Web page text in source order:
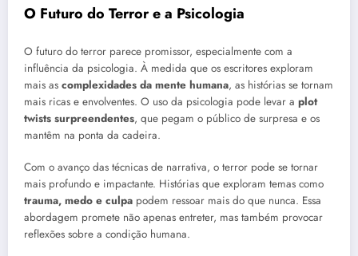
O Futuro do Terror e a Psicologia
O futuro do terror parece promissor, especialmente com a
influência da psicologia. À medida que os escritores exploram
mais as complexidades da mente humana, as histórias se tornam
mais ricas e envolventes. O uso da psicologia pode levar a plot
twists surpreendentes, que pegam o público de surpresa e os
mantêm na ponta da cadeira.
Com o avanço das técnicas de narrativa, o terror pode se tornar
mais profundo e impactante. Histórias que exploram temas como
trauma, medo e culpa podem ressoar mais do que nunca. Essa
abordagem promete não apenas entreter, mas também provocar
reflexões sobre a condição humana.